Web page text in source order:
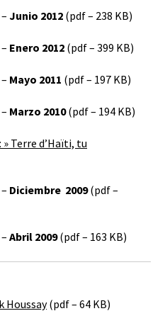
– Junio 2012 (pdf – 238 KB)
– Enero 2012 (pdf – 399 KB)
– Mayo 2011 (pdf – 197 KB)
– Marzo 2010(pdf – 194 KB)
Terre d’Haïti, tu
– Diciembre 2009(pdf –
– Abril 2009(pdf – 163 KB)
Houssay(pdf – 64 KB)